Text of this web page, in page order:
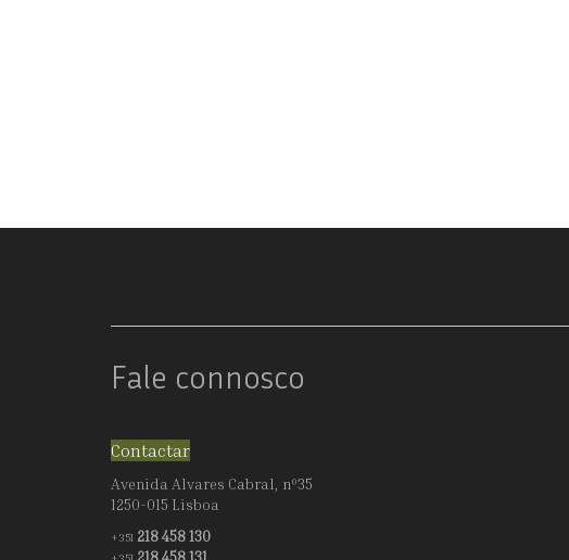
Fale connosco
Contactar
Avenida Alvares Cabral, nº35
1250-015 Lisboa
+351 218 458 130
+351 218 458 131